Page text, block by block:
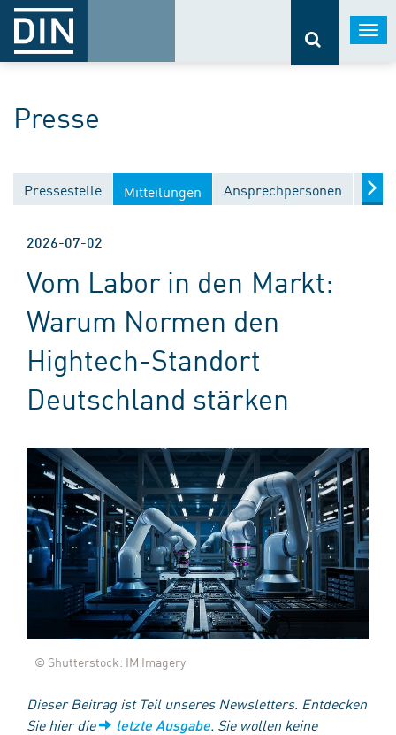
Presse
Pressestelle Mitteilungen Ansprechpersonen
2026-07-02
Vom Labor in den Markt:
Warum Normen den
Hightech-Standort
Deutschland stärken
© Shutterstock: IM Imagery
Dieser Beitrag ist Teil unseres Newsletters. Entdecken
Sie hier die
letzte Ausgabe. Sie wollen keine